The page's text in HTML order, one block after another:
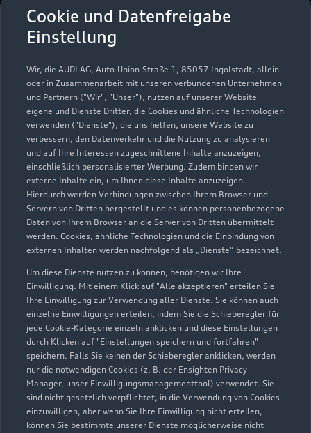
Cookie und Datenfreigabe
Einstellung
Wir, die AUDI AG, Auto-Union-Straße 1, 85057 Ingolstadt, allein
oder in Zusammenarbeit mit unseren verbundenen Unternehmen
und Partnern ("Wir", "Unser"), nutzen auf unserer Website
eigene und Dienste Dritter, die Cookies und ähnliche Technologien
verwenden ("Dienste"), die uns helfen, unsere Website zu
verbessern, den Datenverkehr und die Nutzung zu analysieren
und auf Ihre Interessen zugeschnittene Inhalte anzuzeigen,
einschließlich personalisierter Werbung. Zudem binden wir
externe Inhalte ein, um Ihnen diese Inhalte anzuzeigen.
Hierdurch werden Verbindungen zwischen Ihrem Browser und
Servern von Dritten hergestellt und es können personenbezogene
Daten von Ihrem Browser an die Server von Dritten übermittelt
werden. Cookies, ähnliche Technologien und die Einbindung von
externen Inhalten werden nachfolgend als „Dienste“ bezeichnet.
Um diese Dienste nutzen zu können, benötigen wir Ihre
Einwilligung. Mit einem Klick auf "Alle akzeptieren" erteilen Sie
Ihre Einwilligung zur Verwendung aller Dienste. Sie können auch
einzelne Einwilligungen erteilen, indem Sie die Schieberegler für
jede Cookie-Kategorie einzeln anklicken und diese Einstellungen
durch Klicken auf "Einstellungen speichern und fortfahren"
speichern. Falls Sie keinen der Schieberegler anklicken, werden
nur die notwendigen Cookies (z. B. der Ensighten Privacy
Manager, unser Einwilligungsmanagementtool) verwendet. Sie
sind nicht gesetzlich verpflichtet, in die Verwendung von Cookies
einzuwilligen, aber wenn Sie Ihre Einwilligung nicht erteilen,
können Sie bestimmte unserer Dienste möglicherweise nicht
Wir beraten Sie gerne
und Ansprechpartner.
Zur Teamübersicht